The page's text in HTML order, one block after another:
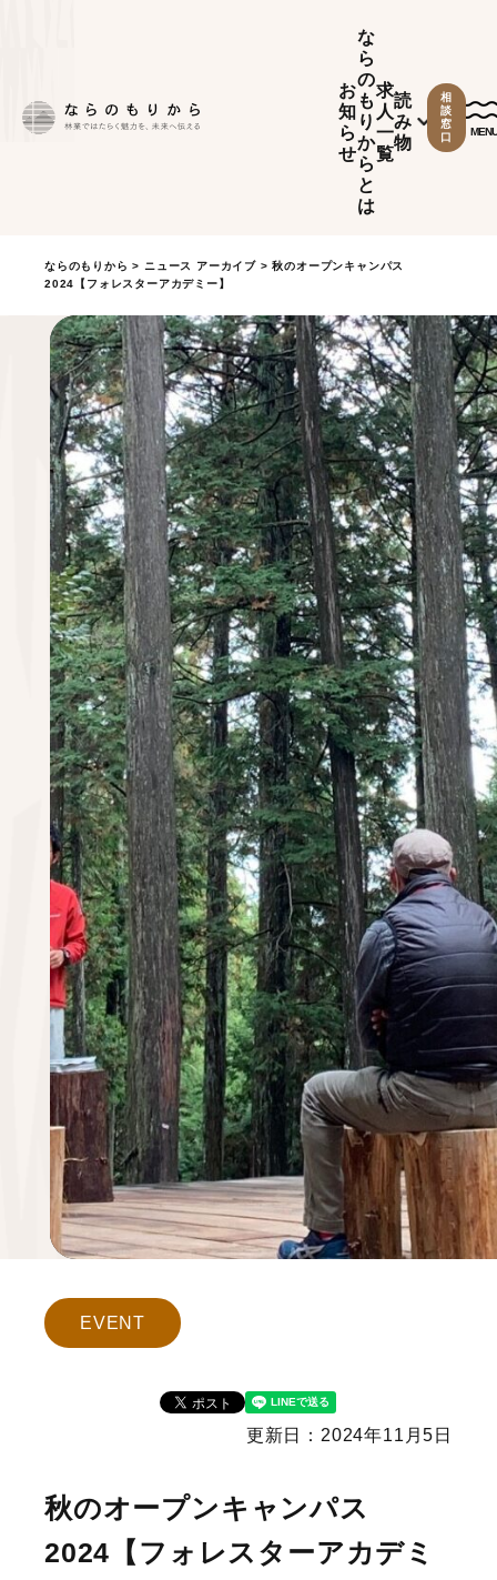
お
知
ら
せ
な
ら
の
も
り
か
ら
と
は
求
人
一
覧
読
み
物
相
談
窓
口
MENU
ならのもりから > ニュース アーカイブ > 秋のオープンキャンパス
2024【フォレスターアカデミー】
EVENT
更新日：2024年11月5日
秋のオープンキャンパス
2024【フォレスターアカデミ